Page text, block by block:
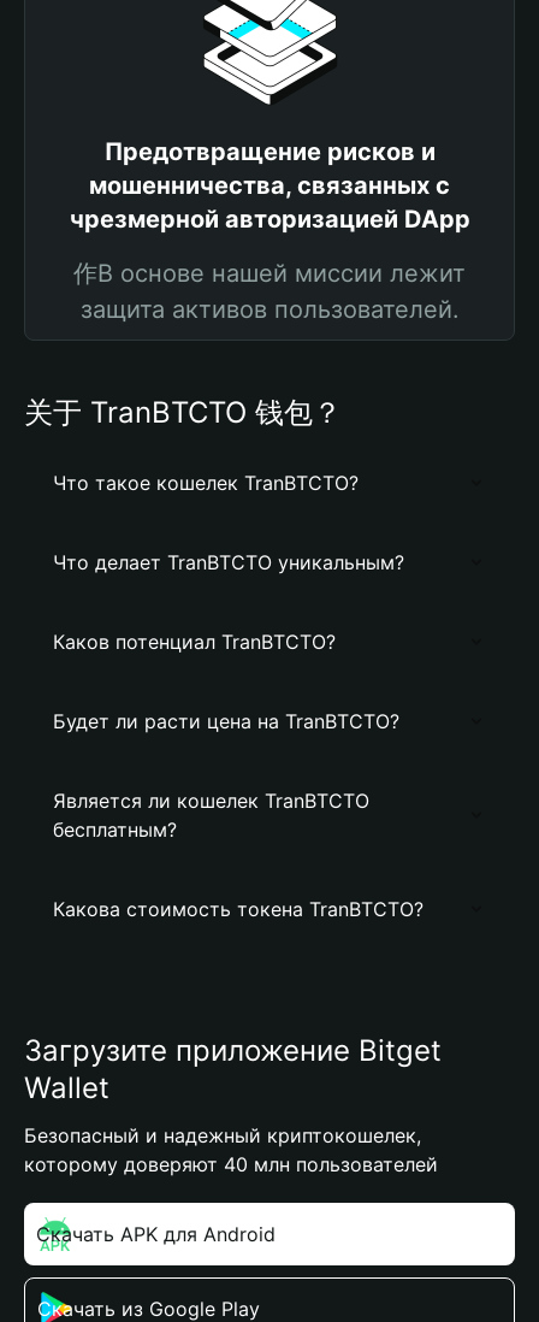
Предотвращение рисков и
мошенничества, связанных с
чрезмерной авторизацией DApp
作В основе нашей миссии лежит
защита активов пользователей.
关于 TranBTCTO 钱包？
Что такое кошелек TranBTCTO?
Что делает TranBTCTO уникальным?
Каков потенциал TranBTCTO?
Будет ли расти цена на TranBTCTO?
Является ли кошелек TranBTCTO
бесплатным?
Какова стоимость токена TranBTCTO?
Загрузите приложение Bitget
Wallet
Безопасный и надежный криптокошелек,
которому доверяют 40 млн пользователей
Скачать APK для Android
Скачать из Google Play